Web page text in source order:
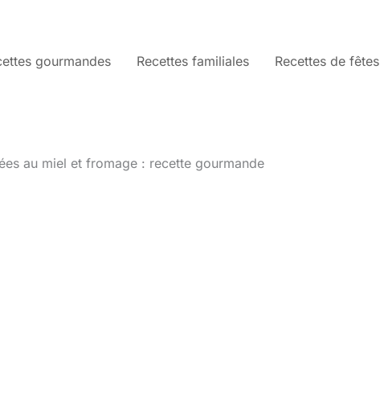
gourmandes Recettes familiales Recettes de fêtes
au miel et fromage : recette gourmande